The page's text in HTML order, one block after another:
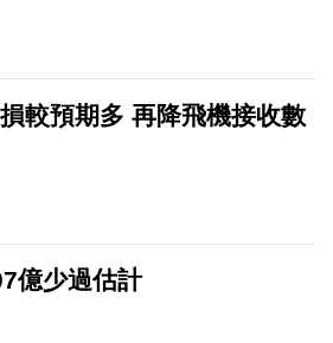
較預期多 再降飛機接收數
億少過估計